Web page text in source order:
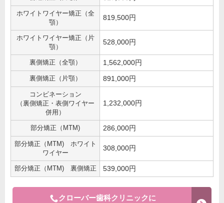
ホワイトワイヤー矯正（全
顎）
819,500円
ホワイトワイヤー矯正（片
顎）
528,000円
裏側矯正（全顎） 1,562,000円
裏側矯正（片顎） 891,000円
コンビネーション
（裏側矯正・表側ワイヤー
併用）
1,232,000円
部分矯正（MTM) 286,000円
部分矯正（MTM) ホワイト
ワイヤー
308,000円
部分矯正（MTM) 裏側矯正 539,000円
クローバー歯科クリニックに